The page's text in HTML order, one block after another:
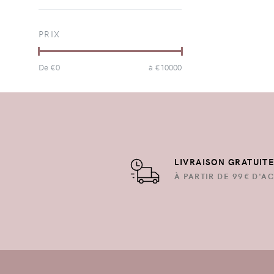
PRIX
De €0 à €10000
LIVRAISON
À PARTIR DE 99€